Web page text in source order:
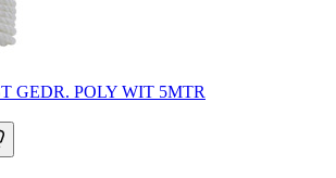
GEDR. POLY WIT 5MTR